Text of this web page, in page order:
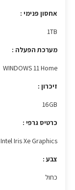
אחסון פנימי :
1TB
מערכת הפעלה :
WINDOWS 11 Home
זיכרון :
16GB
כרטיס גרפי :
Intel Iris Xe Graphics
צבע :
כחול